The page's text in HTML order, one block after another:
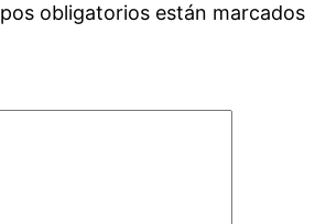
obligatorios están marcados